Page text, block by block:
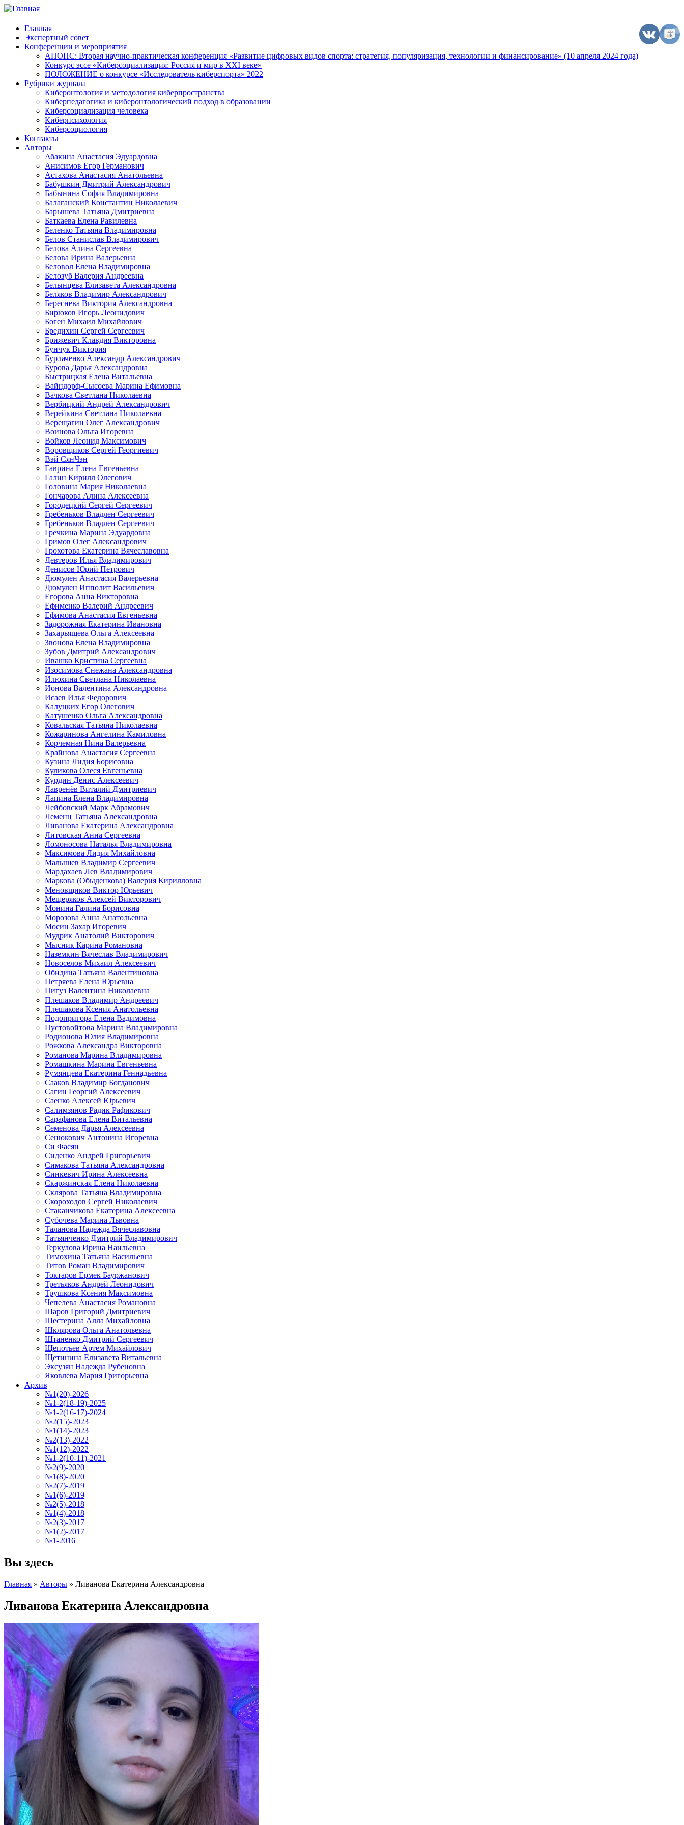
Главная
Экспертный совет
Конференции и мероприятия
АНОНС: Вторая научно-практическая конференция «Развитие цифровых видов спорта: стратегия, популяризация, технологии и финансирование» (10 апреля 2024 года)
Конкурс эссе «Киберсоциализация: Россия и мир в XXI веке»
ПОЛОЖЕНИЕ о конкурсе «Исследователь киберспорта» 2022
Рубрики журнала
Киберонтология и методология киберпространства
Киберпедагогика и киберонтологический подход в образовании
Киберсоциализация человека
Киберпсихология
Киберсоциология
Контакты
Авторы
Абакина Анастасия Эдуардовна
Анисимов Егор Германович
Астахова Анастасия Анатольевна
Бабушкин Дмитрий Александрович
Бабынина София Владимировна
Балаганский Константин Николаевич
Барышева Татьяна Дмитриевна
Баткаева Елена Равилевна
Беленко Татьяна Владимировна
Белов Станислав Владимирович
Белова Алина Сергеевна
Белова Ирина Валерьевна
Беловол Елена Владимировна
Белозуб Валерия Андреевна
Белынцева Елизавета Александровна
Беляков Владимир Александрович
Береснева Виктория Александровна
Бирюков Игорь Леонидович
Боген Михаил Михайлович
Бредихин Сергей Сергеевич
Брижевич Клавдия Викторовна
Бунчук Виктория
Бурлаченко Александр Александрович
Бурова Дарья Александровна
Быстрицкая Елена Витальевна
Вайндорф-Сысоева Марина Ефимовна
Вачкова Светлана Николаевна
Вербицкий Андрей Александрович
Верейкина Светлана Николаевна
Верещагин Олег Александрович
Воинова Ольга Игоревна
Войков Леонид Максимович
Воровщиков Сергей Георгиевич
Вэй СянЧэн
Гаврина Елена Евгеньевна
Галин Кирилл Олегович
Головина Мария Николаевна
Гончарова Алина Алексеевна
Городецкий Сергей Сергеевич
Гребеньков Владлен Сергеевич
Гребеньков Владлен Сергеевич
Гречкина Марина Эдуардовна
Гримов Олег Александрович
Грохотова Екатерина Вячеславовна
Девтеров Илья Владимирович
Денисов Юрий Петрович
Дюмулен Анастасия Валерьевна
Дюмулен Ипполит Васильевич
Егорова Анна Викторовна
Ефименко Валерий Андреевич
Ефимова Анастасия Евгеньевна
Задорожная Екатерина Ивановна
Захарьящева Ольга Алексеевна
Звонова Елена Владимировна
Зубов Дмитрий Александрович
Ивашко Кристина Сергеевна
Изосимова Снежана Александровна
Илюхина Светлана Николаевна
Ионова Валентина Александровна
Исаев Илья Федорович
Калуцких Егор Олегович
Катушенко Ольга Александровна
Ковальская Татьяна Николаевна
Кожаринова Ангелина Камиловна
Корчемная Нина Валерьевна
Крайнова Анастасия Сергеевна
Кузина Лидия Борисовна
Куликова Олеся Евгеньевна
Курдин Денис Алексеевич
Лавренёв Виталий Дмитриевич
Лапина Елена Владимировна
Лейбовский Марк Абрамович
Леменц Татьяна Александровна
Ливанова Екатерина Александровна
Литовская Анна Сергеевна
Ломоносова Наталья Владимировна
Максимова Лидия Михайловна
Малышев Владимир Сергеевич
Мардахаев Лев Владимирович
Маркова (Обыденкова) Валерия Кирилловна
Меновщиков Виктор Юрьевич
Мещеряков Алексей Викторович
Монина Галина Борисовна
Морозова Анна Анатольевна
Мосин Захар Игоревич
Мудрик Анатолий Викторович
Мысник Карина Романовна
Наземкин Вячеслав Владимирович
Новоселов Михаил Алексеевич
Обидина Татьяна Валентиновна
Петряева Елена Юрьевна
Пигуз Валентина Николаевна
Плешаков Владимир Андреевич
Плешакова Ксения Анатольевна
Подопригора Елена Вадимовна
Пустовойтова Марина Владимировна
Родионова Юлия Владимировна
Рожкова Александра Викторовна
Романова Марина Владимировна
Ромашкина Марина Евгеньевна
Румянцева Екатерина Геннадьевна
Сааков Владимир Богданович
Сагин Георгий Алексеевич
Саенко Алексей Юрьевич
Салимзянов Радик Рафикович
Сарафанова Елена Витальевна
Семенова Дарья Алексеевна
Сенюкович Антонина Игоревна
Си Фасян
Сиденко Андрей Григорьевич
Симакова Татьяна Александровна
Синкевич Ирина Алексеевна
Скаржинская Елена Николаевна
Склярова Татьяна Владимировна
Скороходов Сергей Николаевич
Стаканчикова Екатерина Алексеевна
Субочева Марина Львовна
Таланова Надежда Вячеславовна
Татьянченко Дмитрий Владимирович
Теркулова Ирина Наильевна
Тимохина Татьяна Васильевна
Титов Роман Владимирович
Токтаров Ермек Бауржанович
Третьяков Андрей Леонидович
Трушкова Ксения Максимовна
Чепелева Анастасия Романовна
Шаров Григорий Дмитриевич
Шестерина Алла Михайловна
Шклярова Ольга Анатольевна
Штаненко Дмитрий Сергеевич
Щепотьев Артем Михайлович
Щетинина Елизавета Витальевна
Эксузян Надежда Рубеновна
Яковлева Мария Григорьевна
Архив
№1(20)-2026
№1-2(18-19)-2025
№1-2(16-17)-2024
№2(15)-2023
№1(14)-2023
№2(13)-2022
№1(12)-2022
№1-2(10-11)-2021
№2(9)-2020
№1(8)-2020
№2(7)-2019
№1(6)-2019
№2(5)-2018
№1(4)-2018
№2(3)-2017
№1(2)-2017
№1-2016
Вы здесь
Главная » Авторы » Ливанова Екатерина Александровна
Ливанова Екатерина Александровна